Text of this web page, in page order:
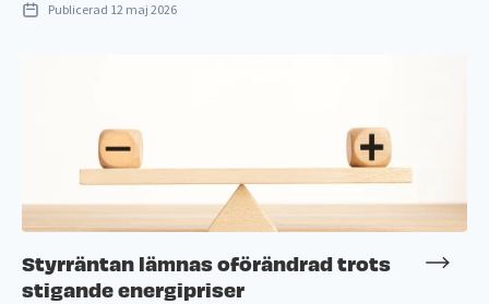
Publicerad 12 maj 2026
Styrräntan lämnas oförändrad trots
stigande energipriser